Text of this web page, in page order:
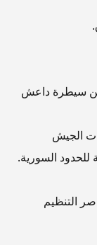
من سيطرة داعش
الجيش
للحدود السورية.
التنظيم